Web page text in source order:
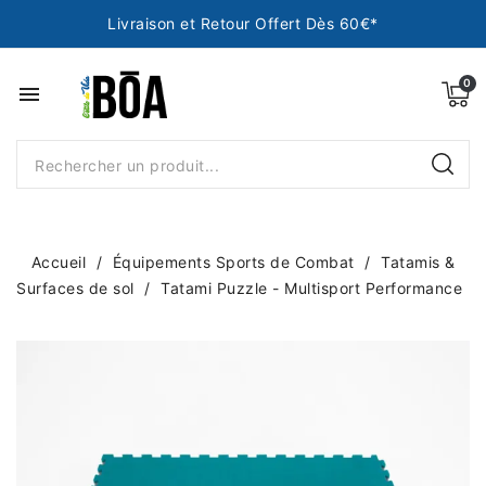
Livraison et Retour Offert Dès 60€*
menu
Accueil Équipements Sports de Combat
Tatamis &
Surfaces de sol
Tatami Puzzle - Multisport Performance